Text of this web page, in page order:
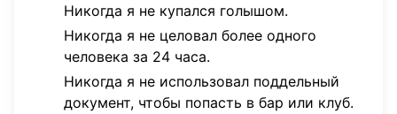
Никогда я не купался голышом.
Никогда я не целовал более одного
человека за 24 часа.
Никогда я не использовал поддельный
документ, чтобы попасть в бар или клуб.